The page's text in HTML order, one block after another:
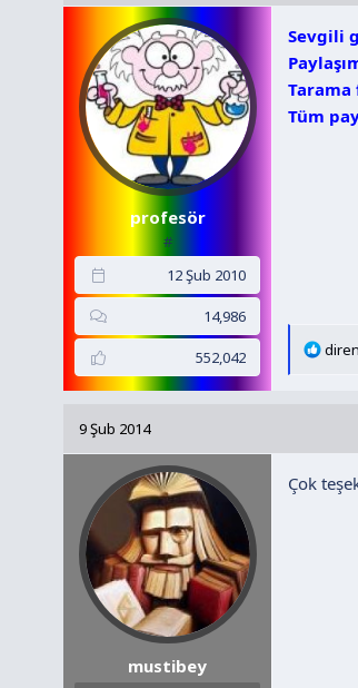
l
e
r
profesör
#
12 Şub 2010
14,986
552,042
Sevgili
Tarama
Tüm
T
l
e
9 Şub 2014
mustibey
Çok